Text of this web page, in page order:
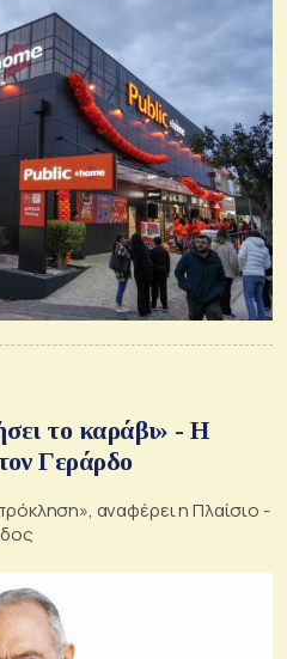
το καράβι» - Η
Γεράρδο
αναφέρει η Πλαίσιο -